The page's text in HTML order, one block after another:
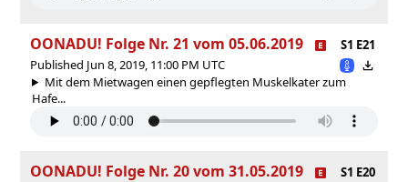
OONADU! Folge Nr. 21 vom 05.06.2019
S1 E21
Published Jun 8, 2019, 11:00 PM UTC
Mit dem Mietwagen einen gepflegten Muskelkater zum
Hafe...
OONADU! Folge Nr. 20 vom 31.05.2019
S1 E20